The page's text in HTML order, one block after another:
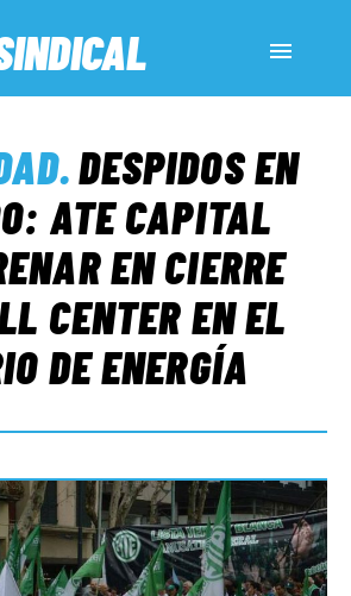
.DESPIDOS EN
ATE CAPITAL
EN CIERRE
CENTER EN EL
DE ENERGÍA